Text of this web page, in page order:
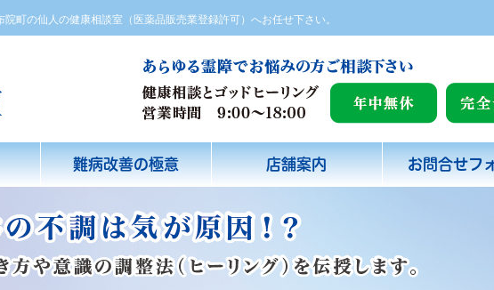
町の仙人の健康相談室（医薬品販売業登録許可）へお任せ下さい。
難病改善の極意 店舗案内 お問合せフ